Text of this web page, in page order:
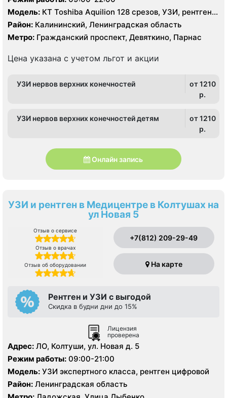
Модель: КТ Toshiba Aquilion 128 срезов, УЗИ, рентген
цифровой
Район: Калининский, Ленинградская область
Метро: Гражданский проспект, Девяткино, Парнас
Цена указана с учетом льгот и акции
УЗИ нервов верхних конечностей
от 1210
p.
УЗИ нервов верхних конечностей детям
от 1210
p.
Онлайн запись
УЗИ и рентген в Медицентре в Колтушах на
ул Новая 5
Отзыв о сервисе
Отзыв о врачах
Отзыв об оборудовании
+7(812) 209-29-49
На карте
Рентген и УЗИ с выгодой
Скидка в будни дни до 15%
Лицензия
проверена
Адрес: ЛО, Колтуши, ул. Новая д. 5
Режим работы: 09:00-21:00
Модель: УЗИ экспертного класса, рентген цифровой
Район: Ленинградская область